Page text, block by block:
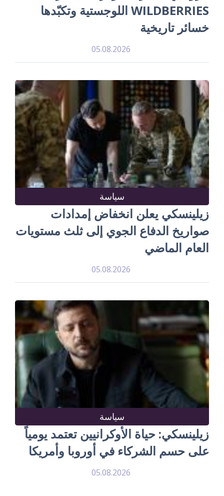
WILDBERRIES اللوجستية وتكبّدها
خسائر تاريخية
05.08.2026
سياسة
زيلينسكي يعلن انخفاض إمدادات
صواريخ الدفاع الجوي إلى ثلث مستويات
العام الماضي
05.08.2026
سياسة
زيلينسكي: حياة الأوكرانيين تعتمد يومياً
على حسم الشركاء في أوروبا وأمريكا
05.08.2026